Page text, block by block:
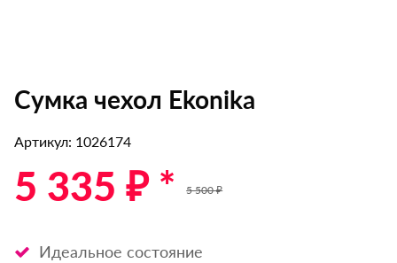
Сумка чехол Ekonika
Артикул: 1026174
5 335 ₽ * 5 500 ₽
Идеальное состояние